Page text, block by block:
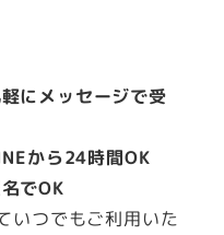
にメッセージで受
から24時間OK
でOK
いつでもご利用いた